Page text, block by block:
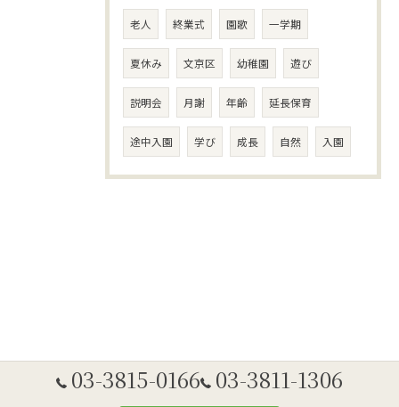
老人 終業式 園歌 一学期
夏休み 文京区 幼稚園 遊び
説明会 月謝 年齢 延長保育
途中入園 学び 成長 自然 入園
03-3815-0166 03-3811-1306